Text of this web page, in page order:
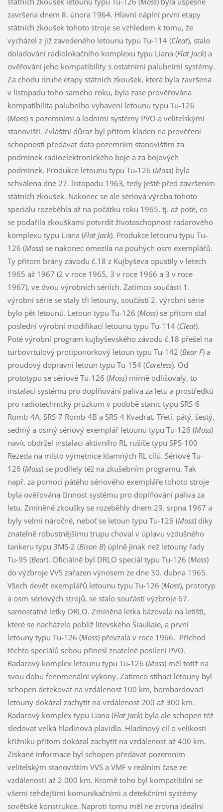
završena dnem 8. února 1964. Hlavní náplní první etapy
státních zkoušek tohoto stroje se vzhledem k tomu, že
vycházel z již zavedeného letounu typu Tu-114 (Cleat), stalo
dolaďování radiolokačního komplexu typu Liana (Flat Jack) a
ověřování jeho kompatibility s ostatními palubními systémy.
Za chodu druhé etapy státních zkoušek, která byla završena
v listopadu toho samého roku, byla zase prověřována
kompatibilita palubního vybavení letounu typu Tu-126
(Moss) s pozemními a lodními systémy PVO a velitelskými
stanovišti. Zvláštní důraz byl přitom kladen na prověření
schopnosti předávat data pozemním stanovištím za
podmínek radioelektronického boje a za bojových
podmínek. Produkce letounu typu Tu-126 (Moss) byla
schválena dne 27. listopadu 1963, tedy ještě před završením
státních zkoušek. Nakonec se ale sériová výroba tohoto
speciálu rozeběhla až na počátku roku 1965, tj. až poté, co
se podařila zkouškami potvrdit životaschopnost radarového
komplexu typu Liana (Flat Jack). Produkce letounu typu Tu-
126 (Moss) se nakonec omezila na pouhých osm exemplářů.
Ty přitom brány závodu č.18 z Kujbyševa opustily v letech
1965 až 1967 (2 v roce 1965, 3 v roce 1966 a 3 v roce
1967), ve dvou výrobních sériích. Zatímco součástí 1.
výrobní série se staly tři letouny, součástí 2. výrobní série
bylo pět letounů. Letoun typu Tu-126 (Moss) se přitom stal
poslední výrobní modifikací letounu typu Tu-114 (Cleat).
Poté výrobní program kujbyševského závodu č.18 přešel na
turbovrtulový protiponorkový letoun typu Tu-142 (Bear F) a
proudový dopravní letoun typu Tu-154 (Careless). Od
prototypu se sériové Tu-126 (Moss) mírně odlišovaly, to
instalací systému pro doplňování paliva za letu a prostředků
pro radiotechnický průzkum v podobě stanic typu SRS-6
Romb-4A, SRS-7 Romb-4B a SRS-4 Kvadrat. Třetí, pátý, šestý,
sedmý a osmý sériový exemplář letounu typu Tu-126 (Moss)
navíc obdržel instalaci aktivního RL rušiče typu SPS-100
Rezeda na místo výmetnice klamných RL cílů. Sériové Tu-
126 (Moss) se podílely též na zkušebním programu. Tak
např. za pomoci pátého sériového exempláře tohoto stroje
byla ověřována činnost systému pro doplňování paliva za
letu. Zmíněné zkoušky se rozeběhly dnem 29. srpna 1967 a
byly velmi náročné, neboť se letoun typu Tu-126 (Moss) díky
znatelně robustnějšímu trupu choval v úplavu vzdušného
tankeru typu 3MS-2 (Bison B) úplně jinak než letouny řady
Tu-95 (Bear). Oficiálně byl DRLO speciál typu Tu-126 (Moss)
do výzbroje VVS zařazen výnosem ze dne 30. dubna 1965.
Všech devět exemplářů letounu typu Tu-126 (Moss), prototyp
a osm sériových strojů, se stalo součástí výzbroje 67.
samostatné letky DRLO. Zmíněná letka bázovala na letišti,
které se nacházelo poblíž litevského Šiauliaie, a první
letouny typu Tu-126 (Moss) převzala v roce 1966. Příchod
těchto speciálů sebou přinesl znatelné posílení PVO.
Radarový komplex letounu typu Tu-126 (Moss) měl totiž na
svou dobu fenomenální výkony. Zatímco stíhací letouny byl
schopen detekovat na vzdálenost 100 km, bombardovací
letouny dokázal zachytit na vzdálenost 200 až 300 km.
Radarový komplex typu Liana (Flat Jack) byla ale schopen též
sledovat velká hladinová plavidla. Hladinový cíl o velikosti
křižníku přitom dokázal zachytit na vzdálenost až 400 km.
Získané informace byl schopen předávat pozemním
velitelským stanovištím VVS a VMF v reálním čase ze
vzdálenosti až 2 000 km. Kromě toho byl kompatibilní se
všemi tehdejšími komunikačními a detekčními systémy
sovětské konstrukce. Naproti tomu měl ne zrovna ideální